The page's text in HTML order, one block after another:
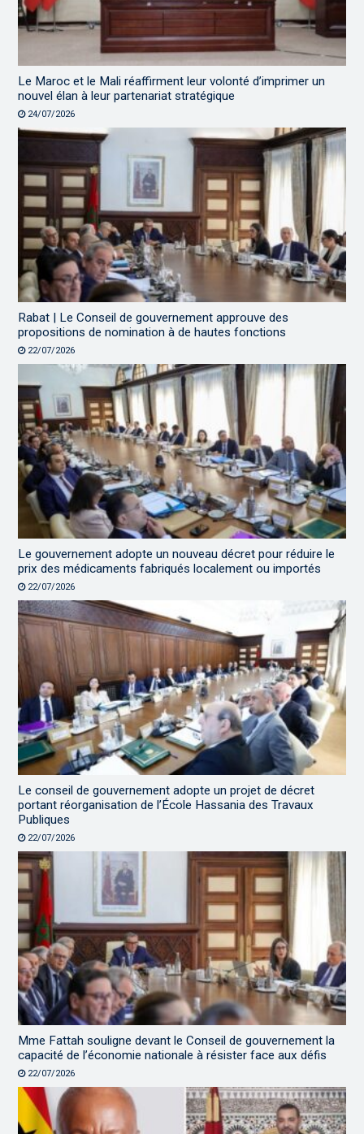
Le Maroc et le Mali réaffirment leur volonté d’imprimer un
nouvel élan à leur partenariat stratégique
24/07/2026
Rabat | Le Conseil de gouvernement approuve des
propositions de nomination à de hautes fonctions
22/07/2026
Le gouvernement adopte un nouveau décret pour réduire le
prix des médicaments fabriqués localement ou importés
22/07/2026
Le conseil de gouvernement adopte un projet de décret
portant réorganisation de l’École Hassania des Travaux
Publiques
22/07/2026
Mme Fattah souligne devant le Conseil de gouvernement la
capacité de l’économie nationale à résister face aux défis
22/07/2026